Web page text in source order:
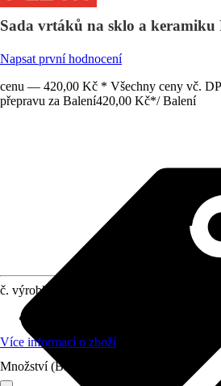
Sada vrtáků na sklo a keramiku
Napsat první hodnocení
cenu — 420,00 Kč * Všechny ceny vč.
přepravu za Balení420,00 Kč*/ Balení
č. výrobku
Více informací o zboží
Množství (Balení)